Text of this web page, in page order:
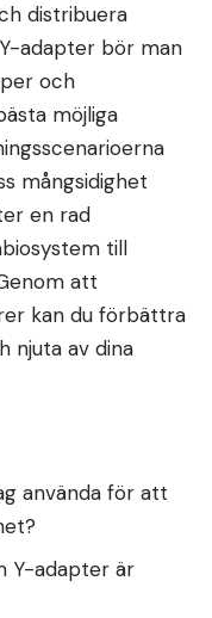
distribuera
adapter bör man
och
möjliga
mångsidighet
en rad
till
att
kan du förbättra
njuta av dina
använda för att
Y-adapter är